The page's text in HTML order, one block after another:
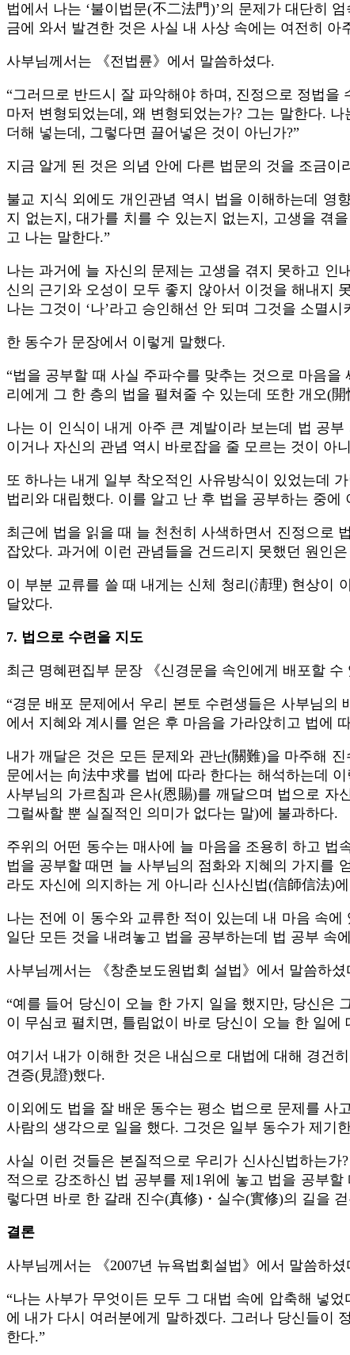
법에서 나는 ‘불이법문(不二法門)’의 문제가 대단히
금에 와서 발견한 것은 사실 내 사상 속에는 여전히 아
사부님께서는 《전법륜》에서 말씀하셨다.
“그러므로 반드시 잘 파악해야 하며, 진정으로 정법
마저 변형되었는데, 왜 변형되었는가? 그는 말한다.
더해 넣는데, 그렇다면 끌어넣은 것이 아닌가?”
지금 알게 된 것은 의념 안에 다른 법문의 것을 조금
불교 지식 외에도 개인관념 역시 법을 이해하는데 영
지 없는지, 대가를 치를 수 있는지 없는지, 고생을 겪
고 나는 말한다.”
나는 과거에 늘 자신의 문제는 고생을 겪지 못하고
신의 근기와 오성이 모두 좋지 않아서 이것을 해내지
나는 그것이 ‘나’라고 승인해선 안 되며 그것을 소멸
한 동수가 문장에서 이렇게 말했다.
“법을 공부할 때 사실 주파수를 맞추는 것으로 마음
리에게 그 한 층의 법을 펼쳐줄 수 있는데 또한 개오(
나는 이 인식이 내게 아주 큰 계발이라 보는데 법 공
이거나 자신의 관념 역시 바로잡을 줄 모르는 것이 아
또 하나는 내게 일부 착오적인 사유방식이 있었는데
법리와 대립했다. 이를 알고 난 후 법을 공부하는 중에
최근에 법을 읽을 때 늘 천천히 사색하면서 진정으로
잡았다. 과거에 이런 관념들을 건드리지 못했던 원인
이 부분 교류를 쓸 때 내게는 신체 청리(淸理) 현상이
달았다.
7. 법으로 수련을 지도
최근 명혜편집부 문장 《신경문을 속인에게 배포할
“경문 배포 문제에서 우리 본토 수련생들은 사부님의
에서 지혜와 계시를 얻은 후 마음을 가라앉히고 법에
내가 깨달은 것은 모든 문제와 관난(關難)을 마주해
문에서는 向法中求를 법에 따라 한다는 해석하는데
사부님의 가르침과 은사(恩賜)를 깨달으며 법으로 자
그럴싸할 뿐 실질적인 의미가 없다는 말)에 불과하다.
주위의 어떤 동수는 매사에 늘 마음을 조용히 하고
법을 공부할 때면 늘 사부님의 점화와 지혜의 가지를
라도 자신에 의지하는 게 아니라 신사신법(信師信法)
나는 전에 이 동수와 교류한 적이 있는데 내 마음 속
일단 모든 것을 내려놓고 법을 공부하는데 법 공부 속
사부님께서는 《창춘보도원법회 설법》에서 말씀하셨
“예를 들어 당신이 오늘 한 가지 일을 했지만, 당신은
이 무심코 펼치면, 틀림없이 바로 당신이 오늘 한 일에
여기서 내가 이해한 것은 내심으로 대법에 대해 경건
견증(見證)했다.
이외에도 법을 잘 배운 동수는 평소 법으로 문제를 사
사람의 생각으로 일을 했다. 그것은 일부 동수가 제기
사실 이런 것들은 본질적으로 우리가 신사신법하는
적으로 강조하신 법 공부를 제1위에 놓고 법을 공부
렇다면 바로 한 갈래 진수(真修)・실수(實修)의 길을
결론
사부님께서는 《2007년 뉴욕법회설법》에서 말씀하셨
“나는 사부가 무엇이든 모두 그 대법 속에 압축해 넣
에 내가 다시 여러분에게 말하겠다. 그러나 당신들이
한다.”